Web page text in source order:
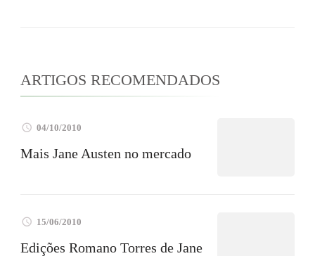
ARTIGOS RECOMENDADOS
04/10/2010
Mais Jane Austen no mercado
15/06/2010
Edições Romano Torres de Jane